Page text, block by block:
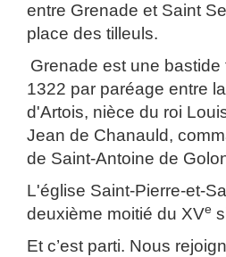
entre Grenade et Saint
place des tilleuls.
Grenade est une bastide
1322 par paréage entre
d'Artois, nièce du roi
Jean de Chanauld,
de Saint-Antoine de
L'église Saint-Pierre-et-
deuxième moitié du XVe
Et c’est parti. Nous